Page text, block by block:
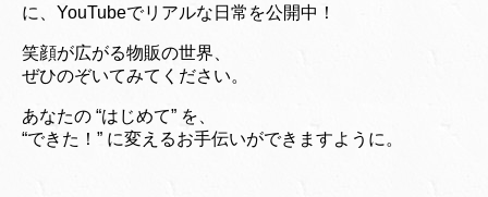
に、YouTubeでリアルな日常を公開中！
笑顔が広がる物販の世界、
ぜひのぞいてみてください。
あなたの “はじめて” を、
“できた！” に変えるお手伝いができますように。